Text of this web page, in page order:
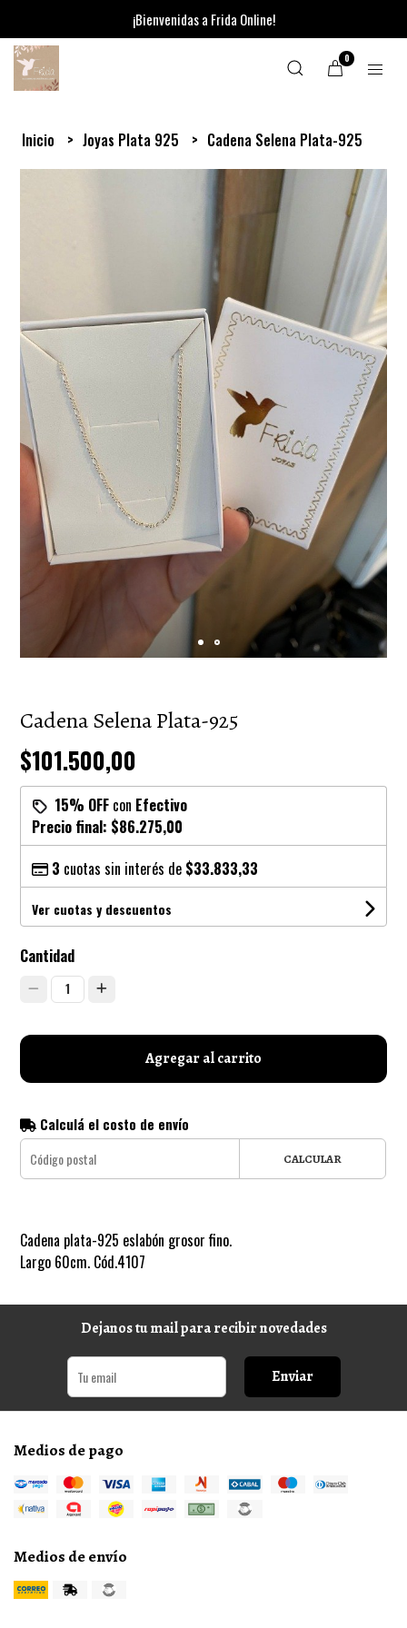
¡Bienvenidas a Frida Online!
0
Inicio Joyas Plata 925 Cadena Selena Plata-925
Cadena Selena Plata-925
$101.500,00
15% OFF con Efectivo
Precio final: $86.275,00
3 cuotas sin interés de $33.833,33
Ver cuotas y descuentos
Cantidad
1
Agregar al carrito
Calculá el costo de envío
CALCULAR
Cadena plata-925 eslabón grosor fino.
Largo 60cm. Cód.4107
Dejanos tu mail para recibir novedades
Enviar
Medios de pago
Medios de envío